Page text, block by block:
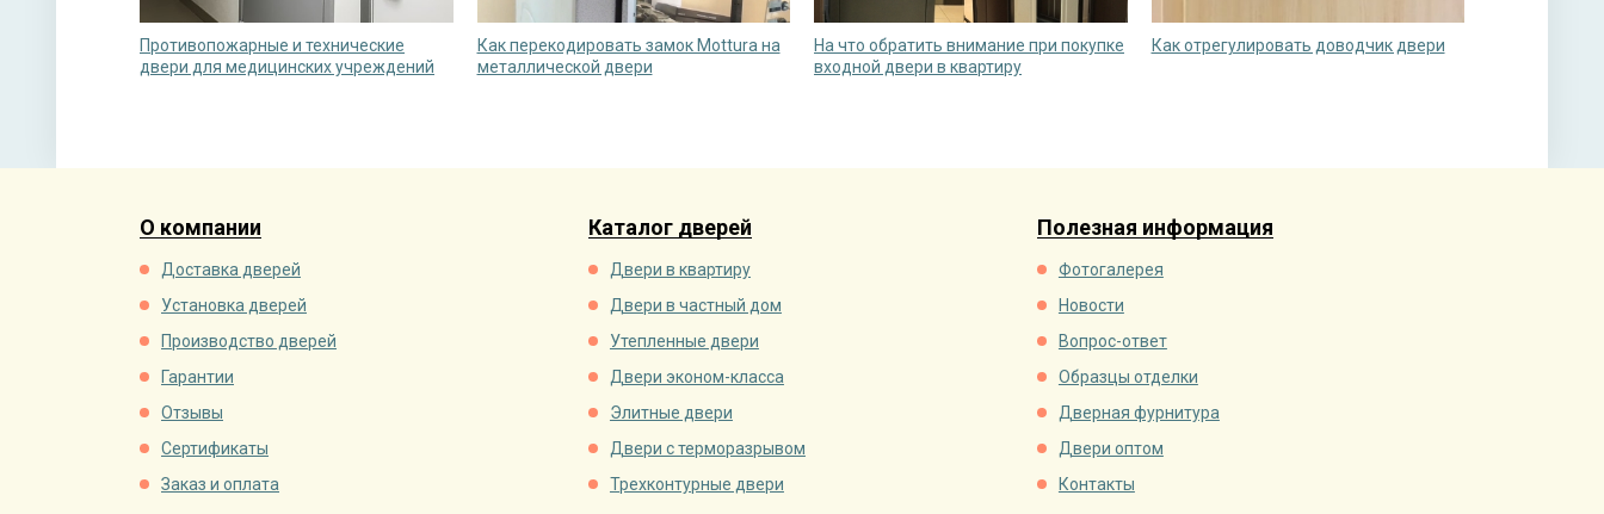
Противопожарные и технические
двери для медицинских учреждений
Как перекодировать замок Mottura на
металлической двери
На что обратить внимание при покупке
входной двери в квартиру
Как отрегулировать доводчик двери
О компании
Доставка дверей
Установка дверей
Производство дверей
Гарантии
Отзывы
Сертификаты
Заказ и оплата
Каталог дверей
Двери в квартиру
Двери в частный дом
Утепленные двери
Двери эконом-класса
Элитные двери
Двери с терморазрывом
Трехконтурные двери
Полезная информация
Фотогалерея
Новости
Вопрос-ответ
Образцы отделки
Дверная фурнитура
Двери оптом
Контакты